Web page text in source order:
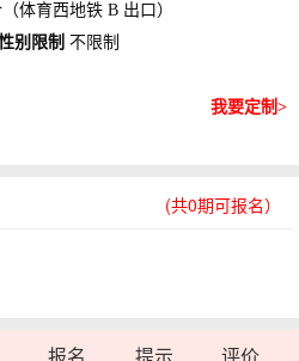
体育西地铁 B 出口）
别限制 不限制
我要定制>
(共0期可报名）